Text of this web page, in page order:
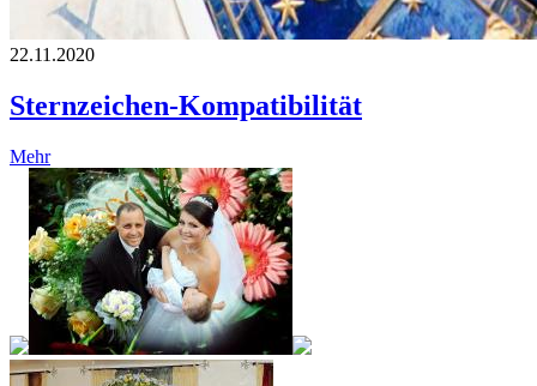
22.11.2020
Sternzeichen-Kompatibilität
Mehr